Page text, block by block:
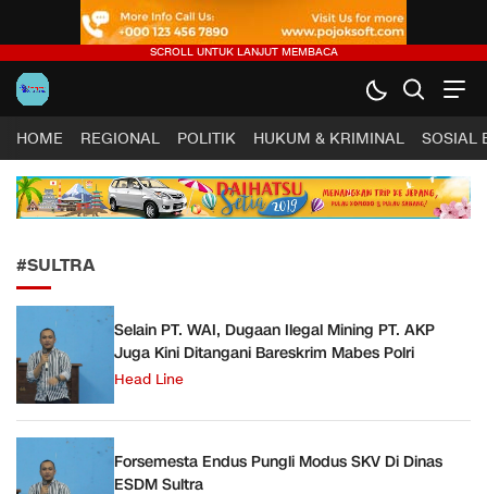
Harapan Sultra .COM |
Lugas, Tuntas dan Terpercaya
HOME REGIONAL POLITIK HUKUM & KRIMINAL SOSIAL
#SULTRA
Selain PT. WAI, Dugaan Ilegal Mining PT. AKP
Juga Kini Ditangani Bareskrim Mabes Polri
Head Line
Forsemesta Endus Pungli Modus SKV Di Dinas
ESDM Sultra